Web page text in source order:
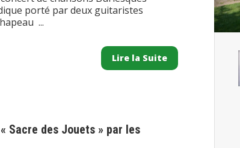
porté par deux guitaristes
...
Lire la Suite
Sacre des Jouets » par les